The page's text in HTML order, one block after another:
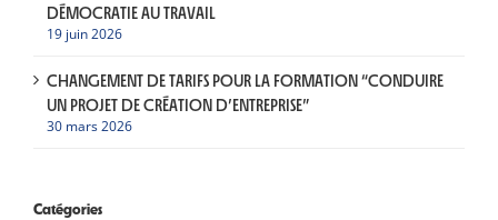
DÉMOCRATIE AU TRAVAIL
19 juin 2026
CHANGEMENT DE TARIFS POUR LA FORMATION “CONDUIRE
UN PROJET DE CRÉATION D’ENTREPRISE”
30 mars 2026
Catégories